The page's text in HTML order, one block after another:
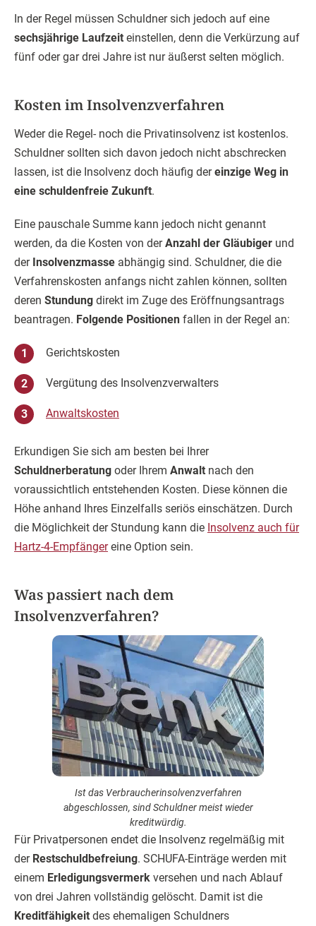
In der Regel müssen Schuldner sich jedoch auf eine
sechsjährige Laufzeit einstellen, denn die Verkürzung auf
fünf oder gar drei Jahre ist nur äußerst selten möglich.
Kosten im Insolvenzverfahren
Weder die Regel- noch die Privatinsolvenz ist kostenlos.
Schuldner sollten sich davon jedoch nicht abschrecken
lassen, ist die Insolvenz doch häufig dereinzige Weg in
eine schuldenfreie Zukunft.
Eine pauschale Summe kann jedoch nicht genannt
werden, da die Kosten von derAnzahl der Gläubiger und
der Insolvenzmasse abhängig sind. Schuldner, die die
Verfahrenskosten anfangs nicht zahlen können, sollten
deren Stundung direkt im Zuge des Eröffnungsantrags
beantragen. Folgende Positionen fallen in der Regel an:
Gerichtskosten
Vergütung des Insolvenzverwalters
Anwaltskosten
Erkundigen Sie sich am besten bei Ihrer
Schuldnerberatung oder Ihrem Anwalt nach den
voraussichtlich entstehenden Kosten. Diese können die
Höhe anhand Ihres Einzelfalls seriös einschätzen. Durch
die Möglichkeit der Stundung kann die Insolvenz auch für
Hartz-4-Empfängereine Option sein.
Was passiert nach dem
Insolvenzverfahren?
Ist das Verbraucherinsolvenzverfahren
abgeschlossen, sind Schuldner meist wieder
kreditwürdig.
Für Privatpersonen endet die Insolvenz regelmäßig mit
der Restschuldbefreiung. SCHUFA-Einträge werden mit
einem Erledigungsvermerk versehen und nach Ablauf
von drei Jahren vollständig gelöscht. Damit ist die
Kreditfähigkeit des ehemaligen Schuldners